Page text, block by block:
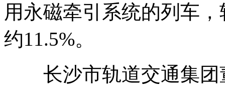
用永磁牵引系统的列车
约11.5%。
长沙市轨道交通集团